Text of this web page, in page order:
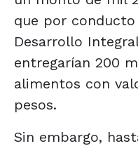
que por
Desarrollo
entregarían 200
alimentos con
pesos.
Sin embargo,